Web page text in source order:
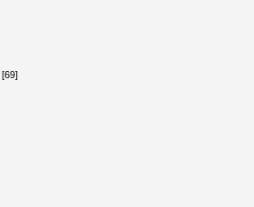
[69]